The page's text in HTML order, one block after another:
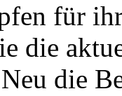
für
die
die